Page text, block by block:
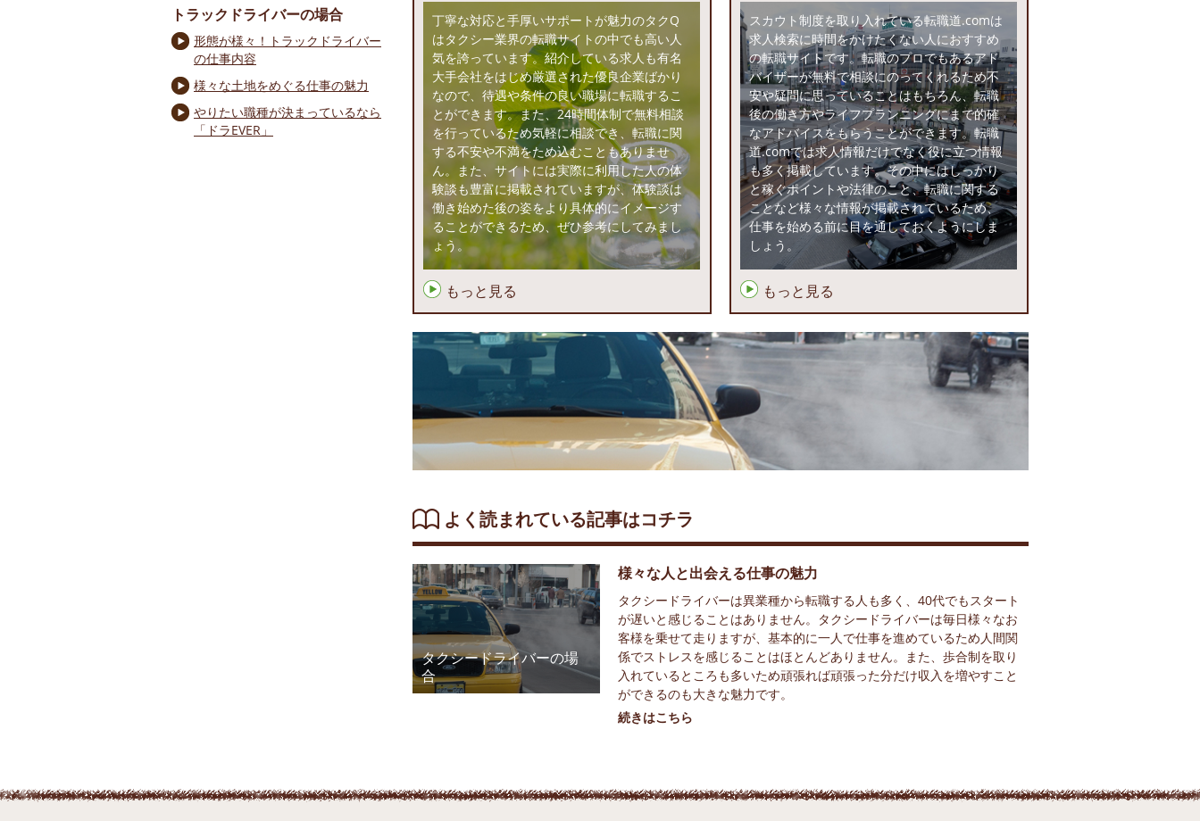
丁寧な対応と手厚いサポートが魅力のタクQ
はタクシー業界の転職サイトの中でも高い人
気を誇っています。紹介している求人も有名
大手会社をはじめ厳選された優良企業ばかり
なので、待遇や条件の良い職場に転職するこ
とができます。また、24時間体制で無料相談
を行っているため気軽に相談でき、転職に関
する不安や不満をため込むこともありませ
ん。また、サイトには実際に利用した人の体
験談も豊富に掲載されていますが、体験談は
働き始めた後の姿をより具体的にイメージす
ることができるため、ぜひ参考にしてみまし
ょう。
もっと見る
スカウト制度を取り入れている転職道.comは
求人検索に時間をかけたくない人におすすめ
の転職サイトです。転職のプロでもあるアド
バイザーが無料で相談にのってくれるため不
安や疑問に思っていることはもちろん、転職
後の働き方やライフプランニングにまで的確
なアドバイスをもらうことができます。転職
道.comでは求人情報だけでなく役に立つ情報
も多く掲載しています。その中にはしっかり
と稼ぐポイントや法律のこと、転職に関する
ことなど様々な情報が掲載されているため、
仕事を始める前に目を通しておくようにしま
しょう。
もっと見る
よく読まれている記事はコチラ
タクシードライバーの場
合
様々な人と出会える仕事の魅力
タクシードライバーは異業種から転職する人も多く、40代でもスタート
が遅いと感じることはありません。タクシードライバーは毎日様々なお
客様を乗せて走りますが、基本的に一人で仕事を進めているため人間関
係でストレスを感じることはほとんどありません。また、歩合制を取り
入れているところも多いため頑張れば頑張った分だけ収入を増やすこと
ができるのも大きな魅力です。
続きはこちら
トラックドライバーの場合
形態が様々！トラックドライバー
の仕事内容
様々な土地をめぐる仕事の魅力
やりたい職種が決まっているなら
「ドラEVER」